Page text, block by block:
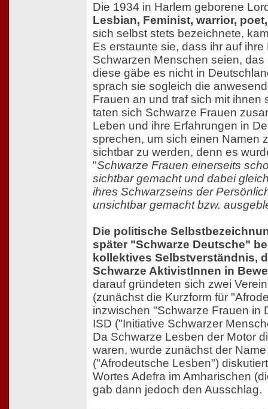
Die 1934 in Harlem geborene
Lesbian, Feminist, warrior,
sich selbst stets bezeichnete,
Es erstaunte sie, dass ihr auf
Schwarzen Menschen seien, das
diese gäbe es nicht in
sprach sie sogleich die
Frauen an und traf sich mit ihnen
taten sich Schwarze Frauen
Leben und ihre Erfahrungen in
sprechen, um sich einen Namen
sichtbar zu werden, denn es
"Schwarze Frauen einerseits
sichtbar gemacht und dabei
ihres Schwarzseins der
unsichtbar gemacht bzw.
Die politische
später "Schwarze Deutsche"
kollektives Selbstverständnis,
Schwarze AktivistInnen in
darauf gründeten sich zwei
(zunächst die Kurzform für
inzwischen "Schwarze Frauen in
ISD ("Initiative Schwarzer
Da Schwarze Lesben der Motor
waren, wurde zunächst der
("Afrodeutsche Lesben")
Wortes Adefra im Amharischen
gab dann jedoch den Ausschlag.